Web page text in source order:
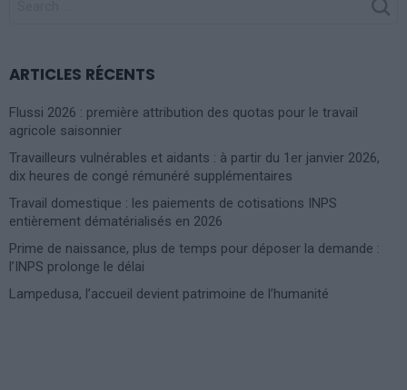
ARTICLES RÉCENTS
Flussi 2026 : première attribution des quotas pour le travail
agricole saisonnier
Travailleurs vulnérables et aidants : à partir du 1er janvier 2026,
dix heures de congé rémunéré supplémentaires
Travail domestique : les paiements de cotisations INPS
entièrement dématérialisés en 2026
Prime de naissance, plus de temps pour déposer la demande :
l’INPS prolonge le délai
Lampedusa, l’accueil devient patrimoine de l’humanité